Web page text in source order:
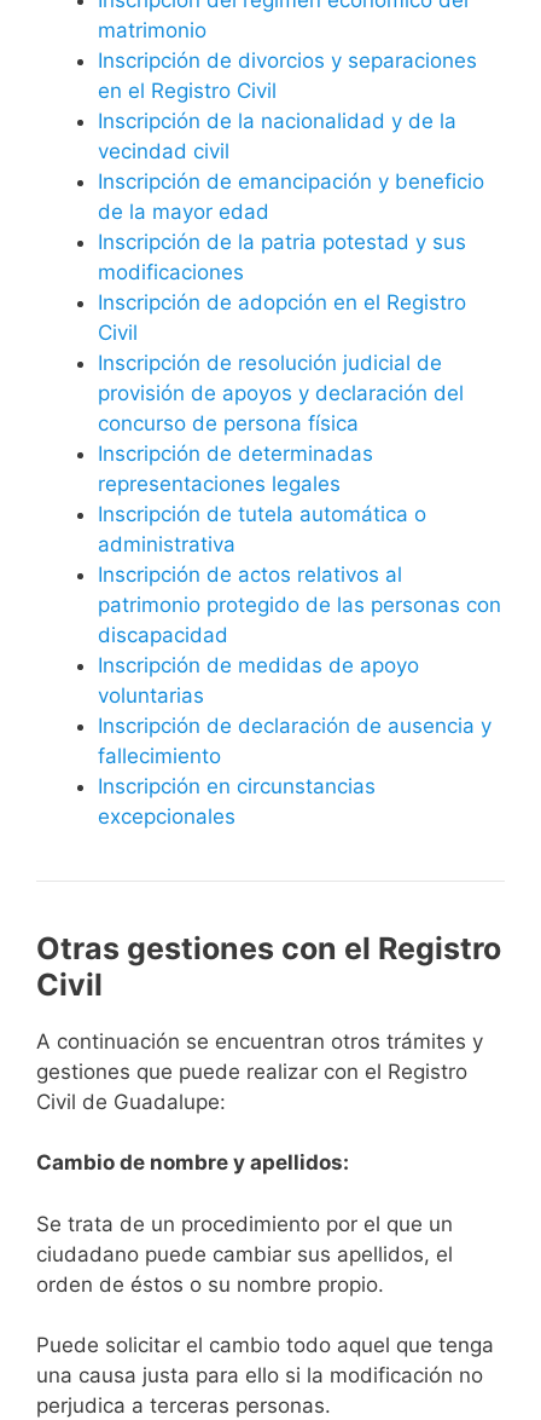
matrimonio
Inscripción de divorcios y separaciones
en el Registro Civil
Inscripción de la nacionalidad y de la
vecindad civil
Inscripción de emancipación y beneficio
de la mayor edad
Inscripción de la patria potestad y sus
modificaciones
Inscripción de adopción en el Registro
Civil
Inscripción de resolución judicial de
provisión de apoyos y declaración del
concurso de persona física
Inscripción de determinadas
representaciones legales
Inscripción de tutela automática o
administrativa
Inscripción de actos relativos al
patrimonio protegido de las personas con
discapacidad
Inscripción de medidas de apoyo
voluntarias
Inscripción de declaración de ausencia y
fallecimiento
Inscripción en circunstancias
excepcionales
Otras gestiones con el Registro
Civil
A continuación se encuentran otros trámites y
gestiones que puede realizar con el Registro
Civil de Guadalupe:
Cambio de nombre y apellidos:
Se trata de un procedimiento por el que un
ciudadano puede cambiar sus apellidos, el
orden de éstos o su nombre propio.
Puede solicitar el cambio todo aquel que tenga
una causa justa para ello si la modificación no
perjudica a terceras personas.